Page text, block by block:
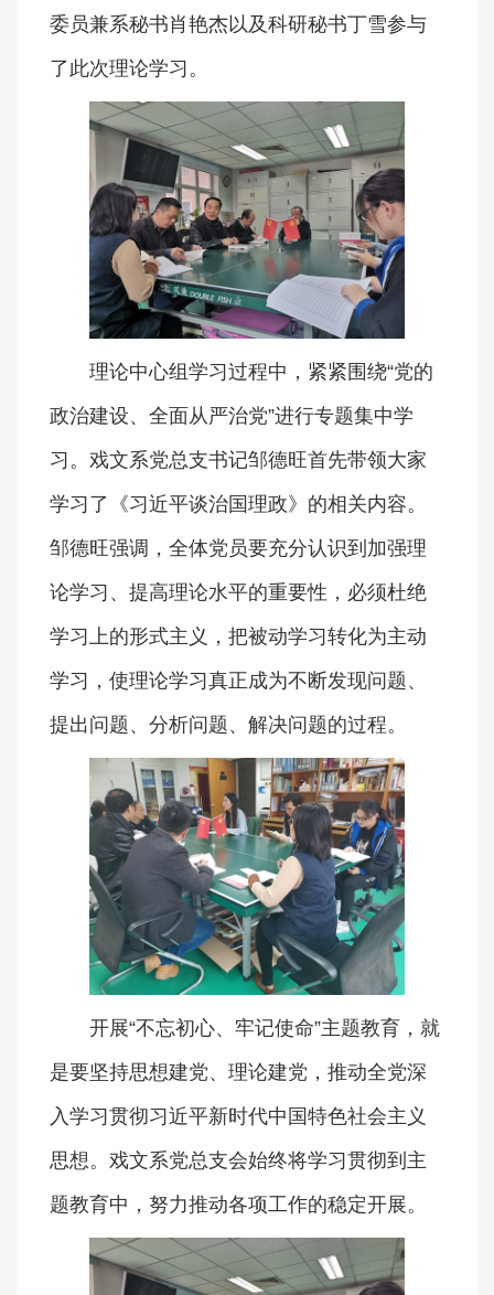
委员兼系秘书肖艳杰以及科研秘书丁雪参与
了此次理论学习。
理论中心组学习过程中，紧紧围绕“党的
政治建设、全面从严治党”进行专题集中学
习。戏文系党总支书记邹德旺首先带领大家
学习了《习近平谈治国理政》的相关内容。
邹德旺强调，全体党员要充分认识到加强理
论学习、提高理论水平的重要性，必须杜绝
学习上的形式主义，把被动学习转化为主动
学习，使理论学习真正成为不断发现问题、
提出问题、分析问题、解决问题的过程。
开展“不忘初心、牢记使命”主题教育，就
是要坚持思想建党、理论建党，推动全党深
入学习贯彻习近平新时代中国特色社会主义
思想。戏文系党总支会始终将学习贯彻到主
题教育中，努力推动各项工作的稳定开展。